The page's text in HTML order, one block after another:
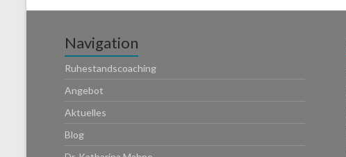
Navigation
Ruhestandscoaching
Angebot
Aktuelles
Blog